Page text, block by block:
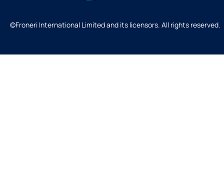
©Froneri International Limited and its licensors. All rights reserved.